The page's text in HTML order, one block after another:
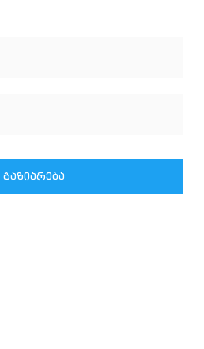
გაზიარება